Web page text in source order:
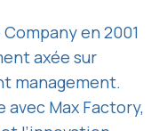
en 2001
axée sur
management.
Max Factory,